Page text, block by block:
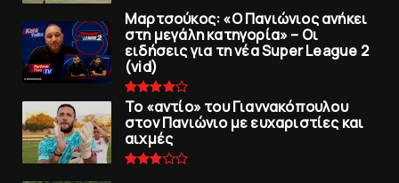
Μαρτσούκος: «Ο Πανιώνιος ανήκει
στη μεγάλη κατηγορία» – Οι
ειδήσεις για τη νέα Super League 2
(vid)
To «αντίο» του Γιαννακόπουλου
στον Πανιώνιο με ευχαριστίες και
αιχμές